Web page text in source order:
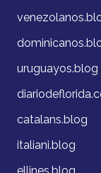
uruguayos.blog
catalans.blog
italiani.blog